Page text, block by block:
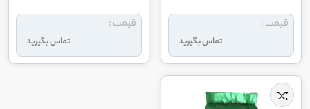
تماس بگیرید
قیمت :
تماس بگیرید
قیمت :